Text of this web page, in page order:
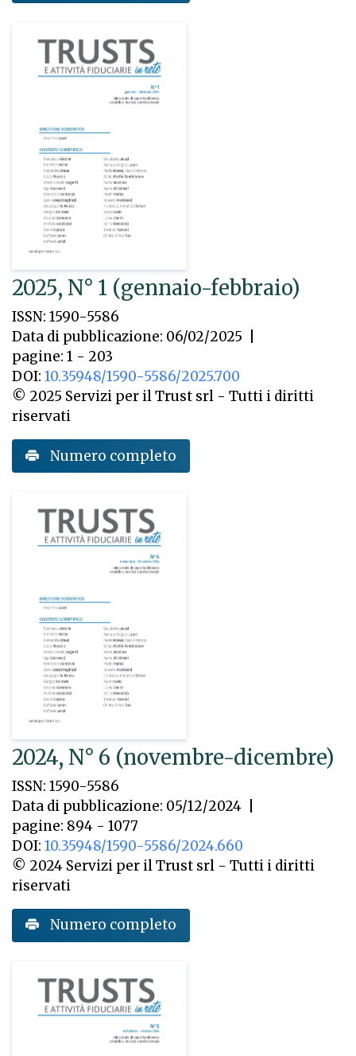
2025, N° 1 (gennaio-febbraio)
ISSN: 1590-5586
Data di pubblicazione: 06/02/2025
pagine: 1 - 203
DOI: 10.35948/1590-5586/2025.700
© 2025 Servizi per il Trust srl - Tutti i diritti
riservati
Numero completo
2024, N° 6 (novembre-dicembre)
ISSN: 1590-5586
Data di pubblicazione: 05/12/2024
pagine: 894 - 1077
DOI: 10.35948/1590-5586/2024.660
© 2024 Servizi per il Trust srl - Tutti i diritti
riservati
Numero completo